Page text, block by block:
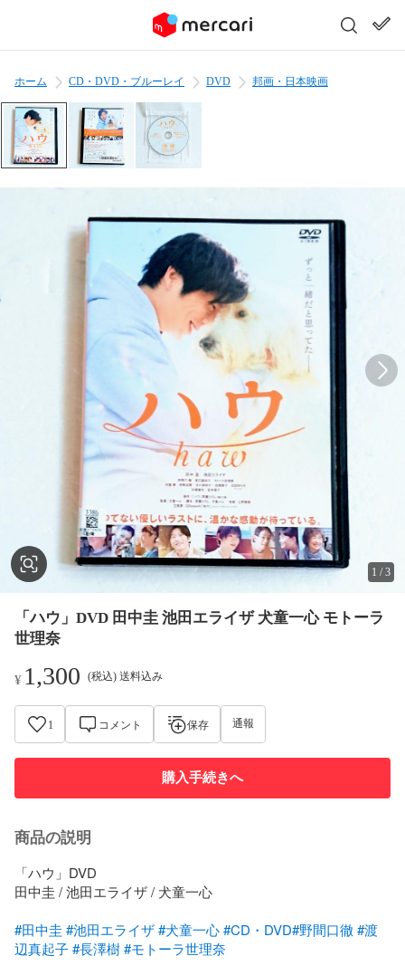
ホーム CD・DVD・ブルーレイ DVD 邦画・日本映画
1 /3
「ハウ」DVD 田中圭 池田エライザ 犬童一心 モトーラ
世理奈
¥ 1,300 (税込) 送料込み
1 コメント 保存 通報
購入手続きへ
商品の説明
「ハウ」DVD
田中圭 / 池田エライザ / 犬童一心
#田中圭 #池田エライザ#犬童一心#CD・DVD#野間口徹#渡
辺真起子#長澤樹#モトーラ世理奈